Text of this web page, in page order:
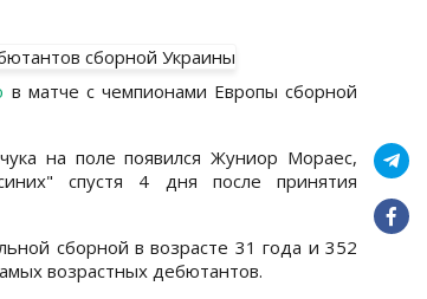
в матче с чемпионами Европы сборной
на поле появился Жуниор Мораес,
спустя 4 дня после принятия
сборной в возрасте 31 года и 352
возрастных дебютантов.